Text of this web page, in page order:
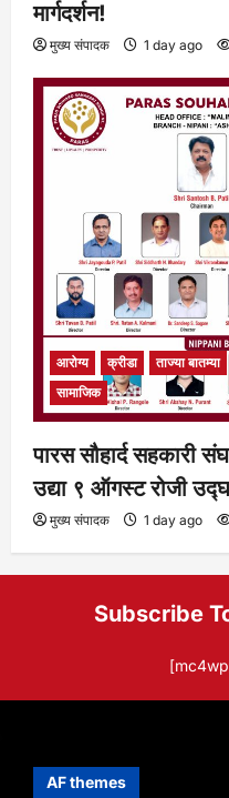
मार्गदर्शन!
मुख्य संपादक 1 day ago
आरोग्य क्रीडा ताज्या बातम्या
सामाजिक
पारस सौहार्द सहकारी
उद्या ९ ऑगस्ट रोजी
मुख्य संपादक 1 day ago
Subscribe
AF themes